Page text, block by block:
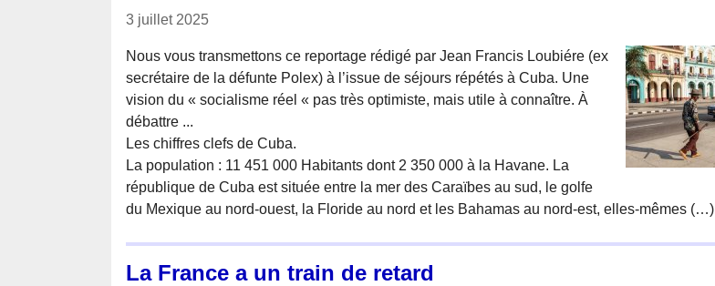
3 juillet 2025
Nous vous transmettons ce reportage rédigé par Jean Francis Loubiére (ex
secrétaire de la défunte Polex) à l’issue de séjours répétés à Cuba. Une
vision du « socialisme réel « pas très optimiste, mais utile à connaître. À
débattre ...
Les chiffres clefs de Cuba.
La population : 11 451 000 Habitants dont 2 350 000 à la Havane. La
république de Cuba est située entre la mer des Caraïbes au sud, le golfe
du Mexique au nord-ouest, la Floride au nord et les Bahamas au nord-est, elles-mêmes (…)
La France a un train de retard